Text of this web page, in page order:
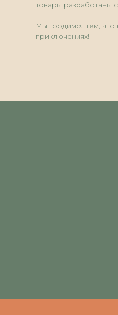
товары разработаны
Мы гордимся тем,
приключениях!